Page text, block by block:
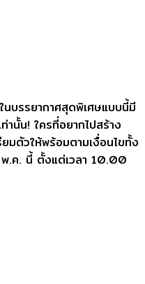
ในบรรยากาศสุดพิเศษแบบนี้มี
านั้น! ใครที่อยากไปสร้าง
มตัวให้พร้อมตามเงื่อนไขทั้ง
.ค. นี้ ตั้งแต่เวลา 10.00